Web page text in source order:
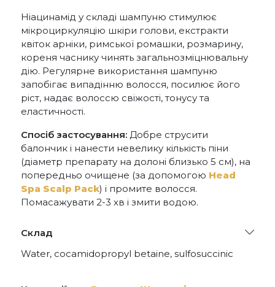
Ніацинамід у складі шампуню стимулює
мікроциркуляцію шкіри голови, екстракти
квіток арніки, римської ромашки, розмарину,
кореня часнику чинять загальнозміцнювальну
дію. Регулярне використання шампуню
запобігає випадінню волосся, посилює його
ріст, надає волоссю свіжості, тонусу та
еластичності.
Спосіб застосування: Добре струсити
балончик і нанести невелику кількість піни
(діаметр препарату на долоні близько 5 см), на
попередньо очищене (за допомогою Head
Spa Scalp Pack) і промите волосся.
Помасажувати 2-3 хв і змити водою.
Склад
Water, cocamidopropyl betaine, sulfosuccinic